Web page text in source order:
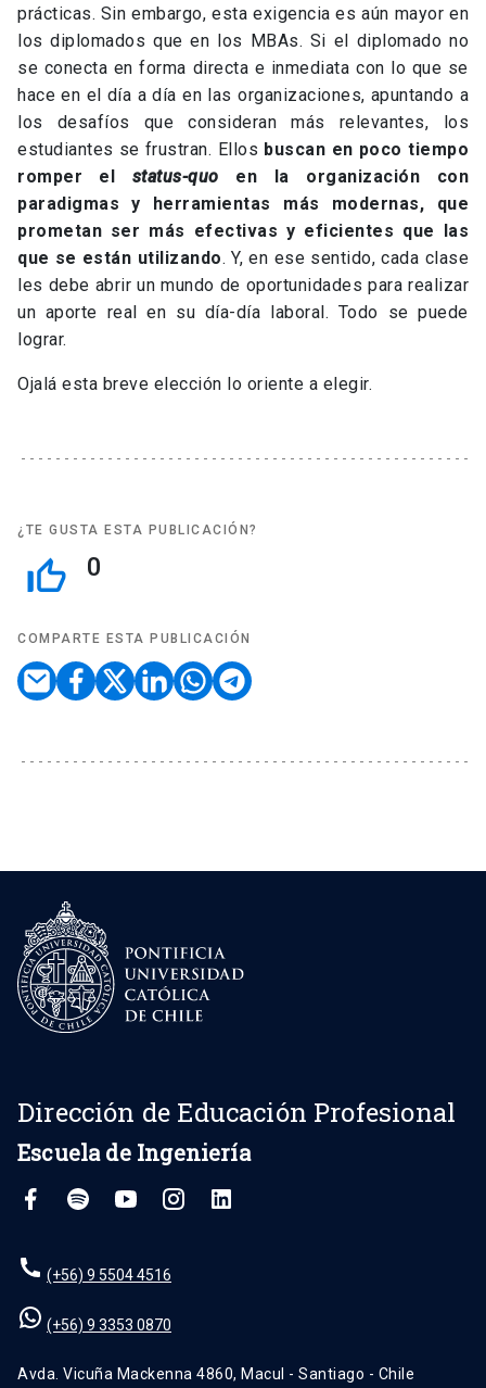
prácticas. Sin embargo, esta exigencia es aún mayor en
los diplomados que en los MBAs. Si el diplomado no
se conecta en forma directa e inmediata con lo que se
hace en el día a día en las organizaciones, apuntando a
los desafíos que consideran más relevantes, los
estudiantes se frustran. Ellos buscan en poco tiempo
romper el status-quo en la organización con
paradigmas y herramientas más modernas, que
prometan ser más efectivas y eficientes que las
que se están utilizando. Y, en ese sentido, cada clase
les debe abrir un mundo de oportunidades para realizar
un aporte real en su día-día laboral. Todo se puede
lograr.
Ojalá esta breve elección lo oriente a elegir.
¿TE GUSTA ESTA PUBLICACIÓN?
thumb_up_off_alt 0
COMPARTE ESTA PUBLICACIÓN
Dirección de Educación Profesional
Escuela de Ingeniería
(+56) 9 5504 4516
(+56) 9 3353 0870
Avda. Vicuña Mackenna 4860, Macul - Santiago - Chile